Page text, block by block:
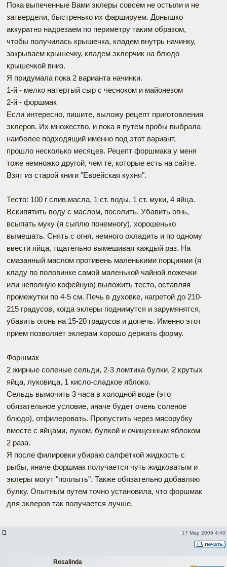
Пока выпеченные Вами эклеры совсем не остыли и не
затвердели, быстренько их фаршируем. Донышко
аккуратно надрезаем по периметру таким образом,
чтобы получилась крышечка, кладем внутрь начинку,
закрываем крышечку, кладем эклерчик на блюдо
крышечкой вниз.
Я придумала пока 2 варианта начинки.
1-й - мелко натертый сыр с чесноком и майонезом
2-й - форшмак
Если интересно, пишите, выложу рецепт приготовления
эклеров. Их множество, и пока я путем пробы выбрала
наиболее подходящий именно под этот вариант,
прошло несколько месяцев. Рецепт форшмака у меня
тоже немножко другой, чем те, которые есть на сайте.
Взят из старой книги "Еврейская кухня".
Тесто: 100 г слив.масла, 1 ст. воды, 1 ст. муки, 4 яйца.
Вскипятить воду с маслом, посолить. Убавить огнь,
всыпать муку (я сыплю понемногу), хорошенько
вымешать. Снять с огня, немного охладить и по одному
ввести яйца, тщательно вымешивая каждый раз. На
смазанный маслом противень маленькими порциями (я
кладу по половинке самой маленькой чайной ложечки
или неполную кофейную) выложить тесто, оставляя
промежутки по 4-5 см. Печь в духовке, нагретой до 210-
215 градусов, когда эклеры поднимутся и зарумянятся,
убавить огонь на 15-20 градусов и допечь. Именно этот
прием позволяет эклерам хорошо держать форму.
Форшмак
2 жирные соленые сельди, 2-3 ломтика булки, 2 крутых
яйца, луковица, 1 кисло-сладкое яблоко.
Сельдь вымочить 3 часа в холодной воде (это
обязательное условие, иначе будет очень соленое
блюдо), отфилеровать. Пропустить через мясорубку
вместе с яйцами, луком, булкой и очищенным яблоком
2 раза.
Я после филировки убираю салфеткой жидкость с
рыбы, иначе форшмак получается чуть жидковатым и
эклеры могут "поплыть". Также обязательно добавляю
булку. Опытным путем точно установила, что форшмак
для эклеров так получается лучше.
17 Мар 2009 4:40
Rosalinda